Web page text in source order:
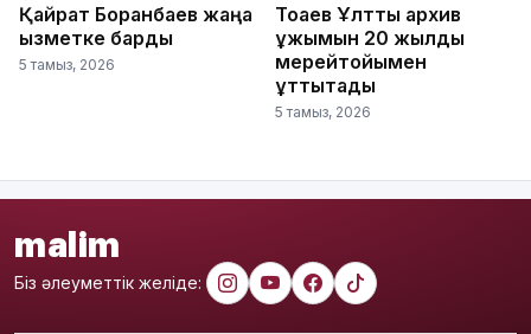
Қайрат Боранбаев жаңа
қызметке барды
5 тамыз, 2026
Тоқаев Ұлттық архив
ұжымын 20 жылдық
мерейтойымен
құттықтады
5 тамыз, 2026
malim
Біз әлеуметтік желіде: